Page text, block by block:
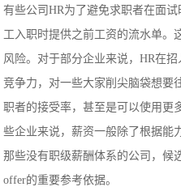
有些公司HR为了避免求职者在面
工入职时提供之前工资的流水单。
风险。对于部分企业来说，HR在
竞争力，对一些大家削尖脑袋想要
职者的接受率，甚至是可以使用更
些企业来说，薪资一般除了根据能
那些没有职级薪酬体系的公司，候
offer的重要参考依据。